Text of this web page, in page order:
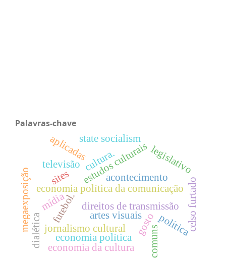
Palavras-chave
economia política da comunicação
direitos de transmissão
futebol.
jornalismo cultural
estudos culturais
acontecimento
artes visuais
megaexposiçãodialética gosto
economia política
celso furtado
cultura. legislativo
sites
política
televisão
mídia
aplicadas
economia da cultura comuns
state socialism